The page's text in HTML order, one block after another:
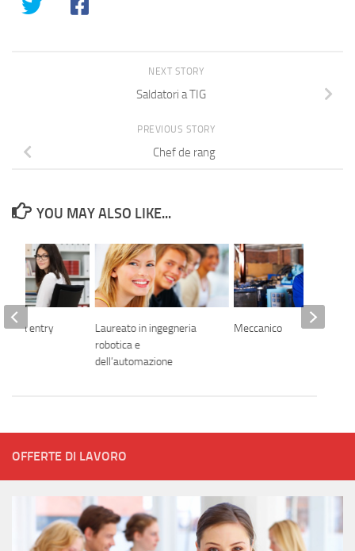
NEXT STORY
Saldatori a TIG
PREVIOUS STORY
Chef de rang
YOU MAY ALSO LIKE...
Laureato in ingegneria
robotica e
dell’automazione
Meccanico
data entry
OFFERTE DI LAVORO